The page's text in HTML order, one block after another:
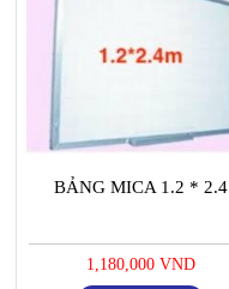
BẢNG MICA 1.2 * 2.4
1,180,000 VND